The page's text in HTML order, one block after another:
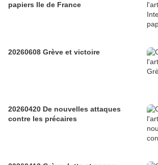
papiers Ile de France
20260608 Grève et victoire
20260420 De nouvelles attaques
contre les précaires